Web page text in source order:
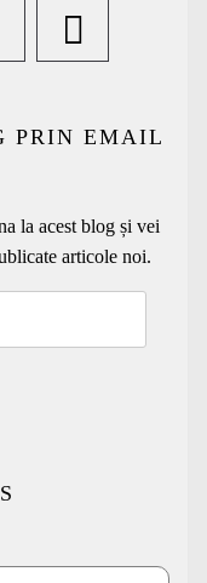
PRIN EMAIL
la acest blog și vei
articole noi.